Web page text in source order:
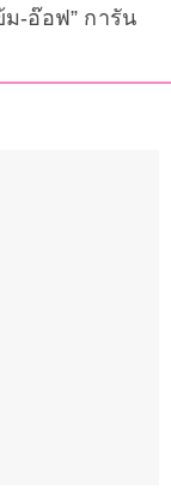
ม-อ๊อฟ” การัน